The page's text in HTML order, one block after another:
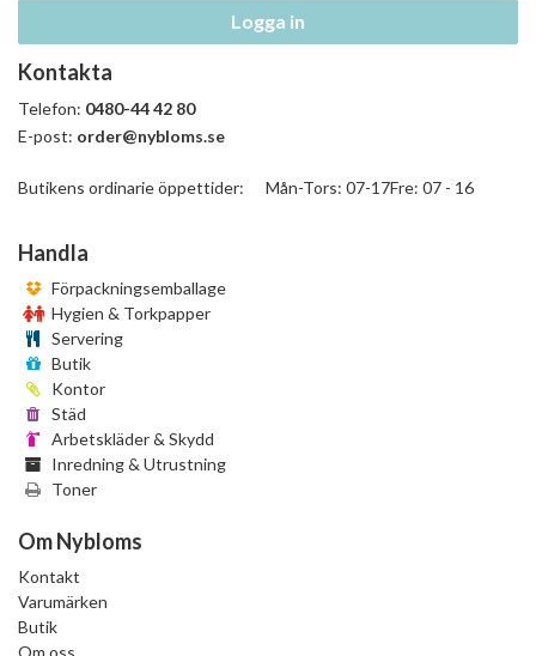
Logga in
Kontakta
Telefon: 0480-44 42 80
E-post: order@nybloms.se
Butikens ordinarie öppettider: Mån-Tors: 07-17Fre: 07 - 16
Handla
Förpackningsemballage
Hygien & Torkpapper
Servering
Butik
Kontor
Städ
Arbetskläder & Skydd
Inredning & Utrustning
Toner
Om Nybloms
Kontakt
Varumärken
Butik
Om oss